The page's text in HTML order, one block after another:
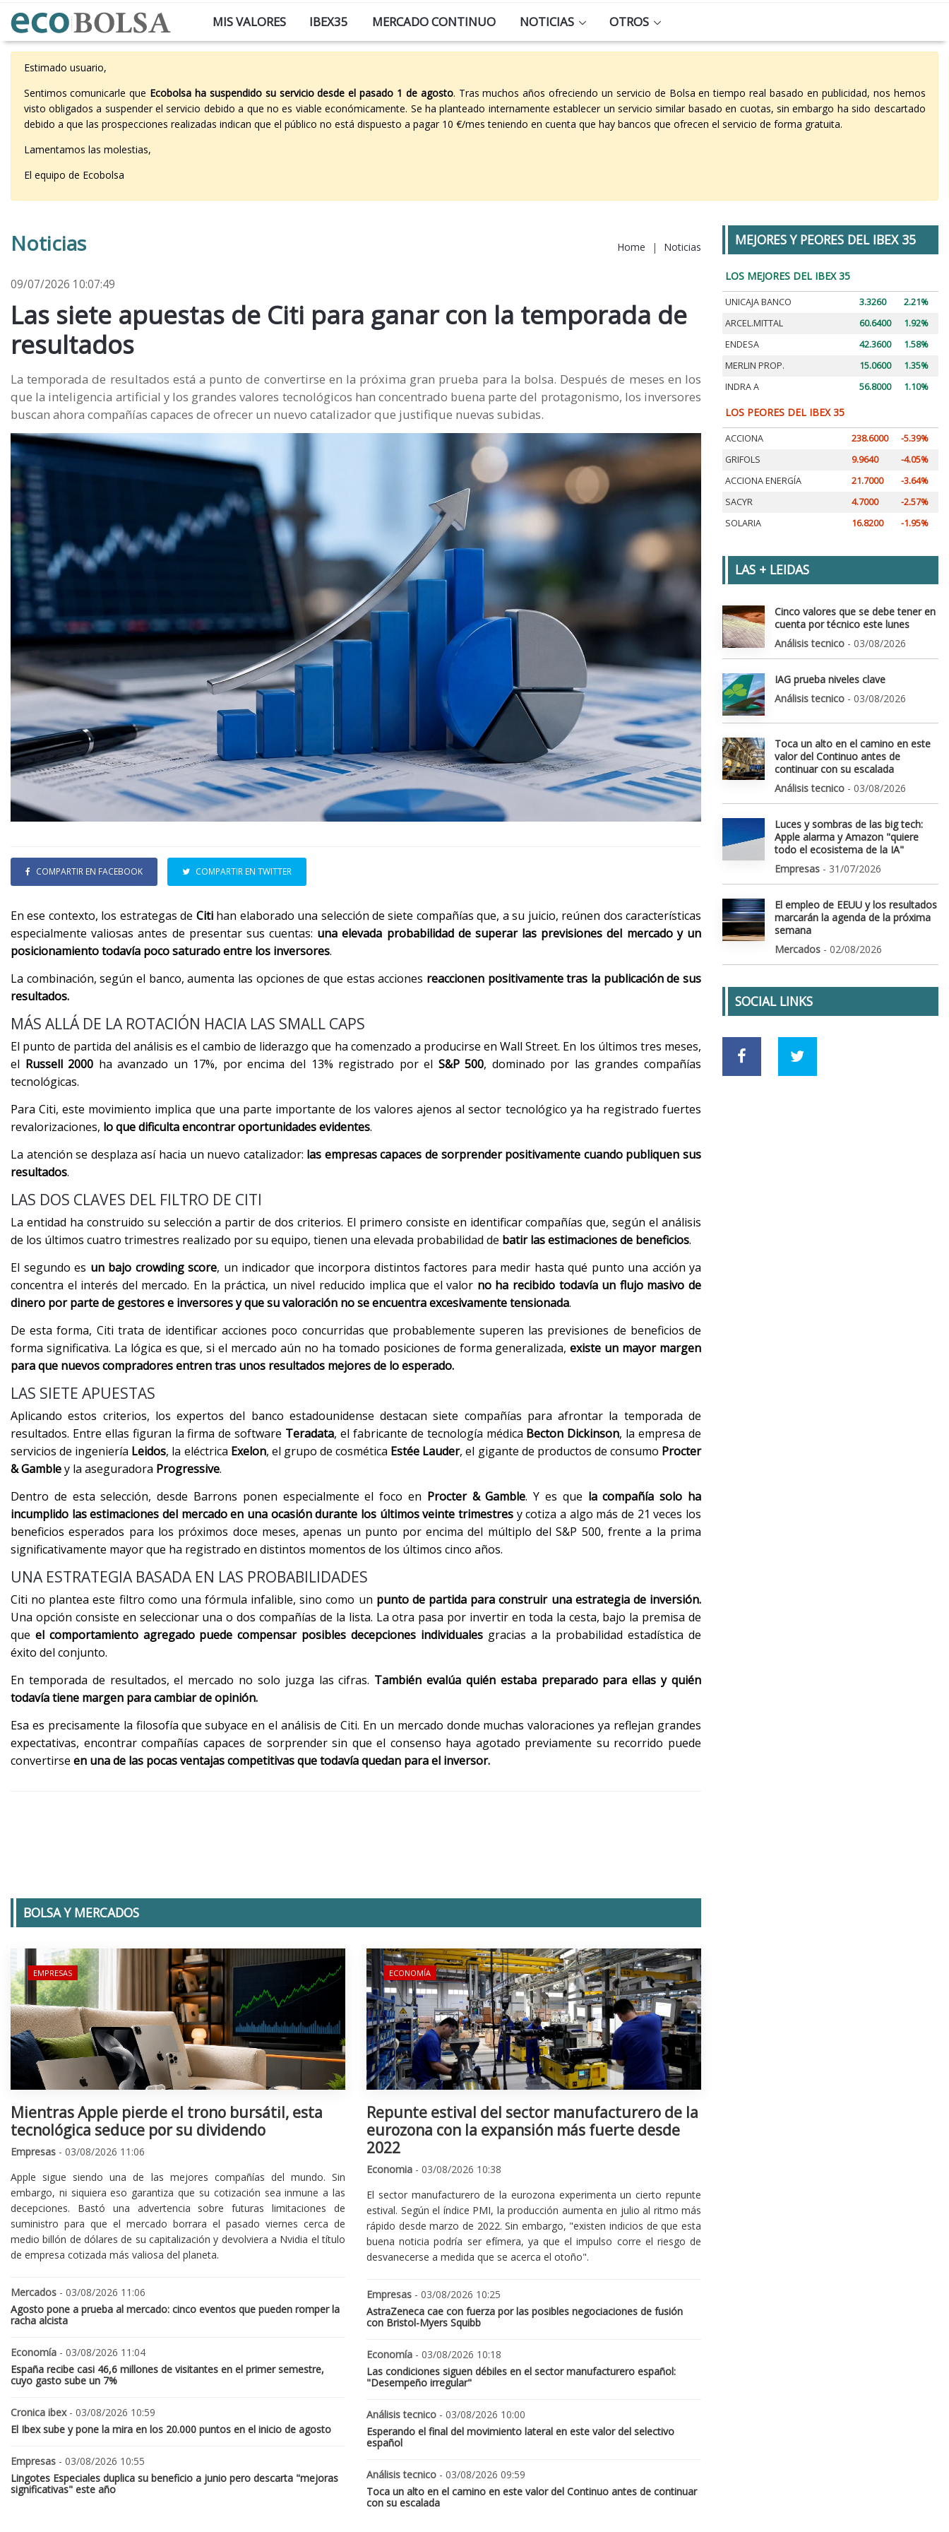
MIS VALORES IBEX35 MERCADO CONTINUO NOTICIAS OTROS
Estimado usuario,
Sentimos comunicarle que Ecobolsa ha suspendido su servicio desde el pasado 1 de agosto. Tras muchos años ofreciendo un servicio de Bolsa en tiempo real basado en publicidad, nos hemos
visto obligados a suspender el servicio debido a que no es viable económicamente. Se ha planteado internamente establecer un servicio similar basado en cuotas, sin embargo ha sido descartado
debido a que las prospecciones realizadas indican que el público no está dispuesto a pagar 10 €/mes teniendo en cuenta que hay bancos que ofrecen el servicio de forma gratuita.
Lamentamos las molestias,
El equipo de Ecobolsa
Noticias Home | Noticias
09/07/2026 10:07:49
Las siete apuestas de Citi para ganar con la temporada de
resultados
La temporada de resultados está a punto de convertirse en la próxima gran prueba para la bolsa. Después de meses en los
que la inteligencia artificial y los grandes valores tecnológicos han concentrado buena parte del protagonismo, los inversores
buscan ahora compañías capaces de ofrecer un nuevo catalizador que justifique nuevas subidas.
COMPARTIR EN FACEBOOK COMPARTIR EN TWITTER
En ese contexto, los estrategas de Citihan elaborado una selección de siete compañías que, a su juicio, reúnen dos características
especialmente valiosas antes de presentar sus cuentas: una elevada probabilidad de superar las previsiones del mercado y un
posicionamiento todavía poco saturado entre los inversores.
La combinación, según el banco, aumenta las opciones de que estas acciones reaccionen positivamente tras la publicación de sus
resultados.
MÁS ALLÁ DE LA ROTACIÓN HACIA LAS SMALL CAPS
El punto de partida del análisis es el cambio de liderazgo que ha comenzado a producirse en Wall Street. En los últimos tres meses,
el Russell 2000 ha avanzado un 17%, por encima del 13% registrado por el S&P 500, dominado por las grandes compañías
tecnológicas.
Para Citi, este movimiento implica que una parte importante de los valores ajenos al sector tecnológico ya ha registrado fuertes
revalorizaciones, lo que dificulta encontrar oportunidades evidentes.
La atención se desplaza así hacia un nuevo catalizador: las empresas capaces de sorprender positivamente cuando publiquen sus
resultados.
LAS DOS CLAVES DEL FILTRO DE CITI
La entidad ha construido su selección a partir de dos criterios. El primero consiste en identificar compañías que, según el análisis
de los últimos cuatro trimestres realizado por su equipo, tienen una elevada probabilidad de batir las estimaciones de beneficios.
El segundo es un bajo crowding score, un indicador que incorpora distintos factores para medir hasta qué punto una acción ya
concentra el interés del mercado. En la práctica, un nivel reducido implica que el valor no ha recibido todavía un flujo masivo de
dinero por parte de gestores e inversores y que su valoración no se encuentra excesivamente tensionada.
De esta forma, Citi trata de identificar acciones poco concurridas que probablemente superen las previsiones de beneficios de
forma significativa. La lógica es que, si el mercado aún no ha tomado posiciones de forma generalizada,existe un mayor margen
para que nuevos compradores entren tras unos resultados mejores de lo esperado.
LAS SIETE APUESTAS
Aplicando estos criterios, los expertos del banco estadounidense destacan siete compañías para afrontar la temporada de
resultados. Entre ellas figuran la firma de software Teradata, el fabricante de tecnología médica Becton Dickinson, la empresa de
servicios de ingeniería Leidos, la eléctrica Exelon, el grupo de cosmética Estée Lauder, el gigante de productos de consumo Procter
& Gambley la aseguradora Progressive.
Dentro de esta selección, desde Barrons ponen especialmente el foco en Procter & Gamble. Y es que la compañía solo ha
incumplido las estimaciones del mercado en una ocasión durante los últimos veinte trimestres y cotiza a algo más de 21 veces los
beneficios esperados para los próximos doce meses, apenas un punto por encima del múltiplo del S&P 500, frente a la prima
significativamente mayor que ha registrado en distintos momentos de los últimos cinco años.
UNA ESTRATEGIA BASADA EN LAS PROBABILIDADES
Citi no plantea este filtro como una fórmula infalible, sino como un punto de partida para construir una estrategia de inversión.
Una opción consiste en seleccionar una o dos compañías de la lista. La otra pasa por invertir en toda la cesta, bajo la premisa de
que el comportamiento agregado puede compensar posibles decepciones individualesgracias a la probabilidad estadística de
éxito del conjunto.
En temporada de resultados, el mercado no solo juzga las cifras. También evalúa quién estaba preparado para ellas y quién
todavía tiene margen para cambiar de opinión.
Esa es precisamente la filosofía que subyace en el análisis de Citi. En un mercado donde muchas valoraciones ya reflejan grandes
expectativas, encontrar compañías capaces de sorprender sin que el consenso haya agotado previamente su recorrido puede
convertirse en una de las pocas ventajas competitivas que todavía quedan para el inversor.
BOLSA Y MERCADOS
EMPRESAS
Mientras Apple pierde el trono bursátil, esta
tecnológica seduce por su dividendo
Empresas - 03/08/2026 11:06
Apple sigue siendo una de las mejores compañías del mundo. Sin
embargo, ni siquiera eso garantiza que su cotización sea inmune a las
decepciones. Bastó una advertencia sobre futuras limitaciones de
suministro para que el mercado borrara el pasado viernes cerca de
medio billón de dólares de su capitalización y devolviera a Nvidia el título
de empresa cotizada más valiosa del planeta.
Mercados - 03/08/2026 11:06
Agosto pone a prueba al mercado: cinco eventos que pueden romper la
racha alcista
Economía - 03/08/2026 11:04
España recibe casi 46,6 millones de visitantes en el primer semestre,
cuyo gasto sube un 7%
Cronica ibex- 03/08/2026 10:59
El Ibex sube y pone la mira en los 20.000 puntos en el inicio de agosto
Empresas - 03/08/2026 10:55
Lingotes Especiales duplica su beneficio a junio pero descarta "mejoras
significativas" este año
ECONOMÍA
Repunte estival del sector manufacturero de la
eurozona con la expansión más fuerte desde
2022
Economia - 03/08/2026 10:38
El sector manufacturero de la eurozona experimenta un cierto repunte
estival. Según el índice PMI, la producción aumenta en julio al ritmo más
rápido desde marzo de 2022. Sin embargo, "existen indicios de que esta
buena noticia podría ser efímera, ya que el impulso corre el riesgo de
desvanecerse a medida que se acerca el otoño".
Empresas - 03/08/2026 10:25
AstraZeneca cae con fuerza por las posibles negociaciones de fusión
con Bristol-Myers Squibb
Economía - 03/08/2026 10:18
Las condiciones siguen débiles en el sector manufacturero español:
"Desempeño irregular"
Análisis tecnico - 03/08/2026 10:00
Esperando el final del movimiento lateral en este valor del selectivo
español
Análisis tecnico - 03/08/2026 09:59
Toca un alto en el camino en este valor del Continuo antes de continuar
con su escalada
MEJORES Y PEORES DEL IBEX 35
LOS MEJORES DEL IBEX 35
UNICAJA BANCO 3.3260
2.21%
ARCEL.MITTAL
60.6400
1.92%
ENDESA
42.3600
1.58%
MERLIN PROP.
15.0600
1.35%
INDRA A
56.8000 1.10%
LOS PEORES DEL IBEX 35
ACCIONA 238.6000
-5.39%
GRIFOLS
9.9640
-4.05%
ACCIONA ENERGÍA
21.7000
-3.64%
SACYR
4.7000
-2.57%
SOLARIA
16.8200 -1.95%
LAS + LEIDAS
Cinco valores que se debe tener en
cuenta por técnico este lunes
Análisis tecnico - 03/08/2026
IAG prueba niveles clave
Análisis tecnico - 03/08/2026
Toca un alto en el camino en este
valor del Continuo antes de
continuar con su escalada
Análisis tecnico - 03/08/2026
Luces y sombras de las big tech:
Apple alarma y Amazon "quiere
todo el ecosistema de la IA"
Empresas - 31/07/2026
El empleo de EEUU y los resultados
marcarán la agenda de la próxima
semana
Mercados - 02/08/2026
SOCIAL LINKS